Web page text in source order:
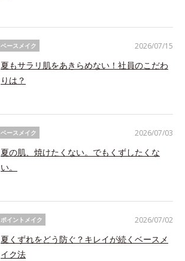
ベースメイク
夏もサラリ肌をあきらめない！社員のこだわ
りは？
2026/07/15
ベースメイク
夏の肌、焼けたくない。でもくずしたくな
い。
2026/07/03
ポイントメイク
夏くずれをどう防ぐ？キレイが続くベースメ
イク法
2026/07/02